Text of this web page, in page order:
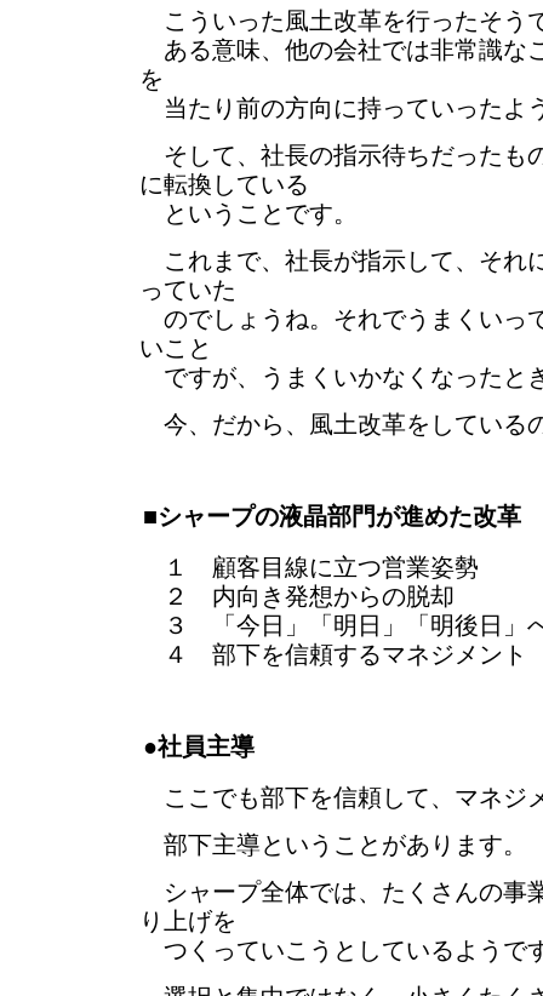
こういった風土改革を行ったそう
ある意味、他の会社では非常識な
を
当たり前の方向に持っていったよ
そして、社長の指示待ちだったも
に転換している
ということです。
これまで、社長が指示して、それ
っていた
のでしょうね。それでうまくいっ
いこと
ですが、うまくいかなくなったと
今、だから、風土改革をしている
■シャープの液晶部門が進めた改革
１ 顧客目線に立つ営業姿勢
２ 内向き発想からの脱却
３ 「今日」「明日」「明後日」
４ 部下を信頼するマネジメント
●社員主導
ここでも部下を信頼して、マネジ
部下主導ということがあります。
シャープ全体では、たくさんの事
り上げを
つくっていこうとしているようで